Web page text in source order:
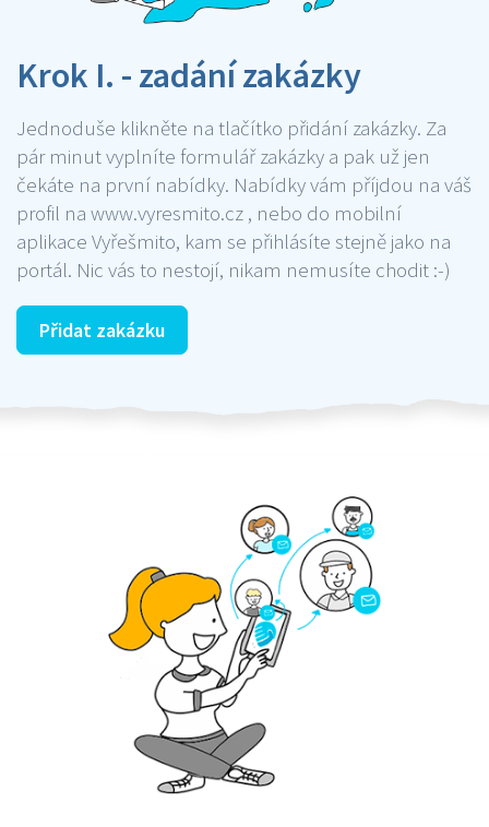
Krok I. - zadání zakázky
Jednoduše klikněte na tlačítko přidání zakázky. Za
pár minut vyplníte formulář zakázky a pak už jen
čekáte na první nabídky. Nabídky vám příjdou na váš
profil na www.vyresmito.cz , nebo do mobilní
aplikace Vyřešmito, kam se přihlásíte stejně jako na
portál. Nic vás to nestojí, nikam nemusíte chodit :-)
Přidat zakázku